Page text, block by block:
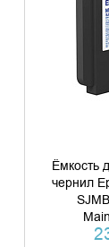
Ёмкость
чернил